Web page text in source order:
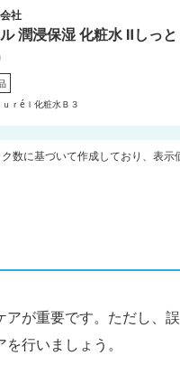
社
潤浸保湿 化粧水 Ⅱしっ
ｒéｌ化粧水Ｂ３
数に基づいて作成しており、表
が重要です。ただし、
行いましょう。